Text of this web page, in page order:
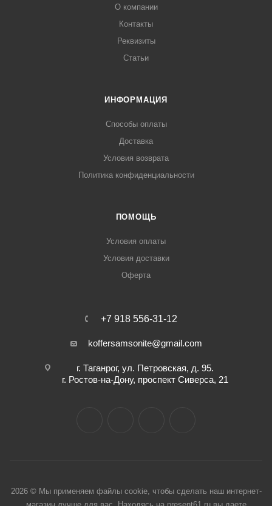
О компании
Контакты
Реквизиты
Статьи
ИНФОРМАЦИЯ
Способы оплаты
Доставка
Условия возврата
Политика конфиденциальности
ПОМОЩЬ
Условия оплаты
Условия доставки
Оферта
+7 918 556-31-12
koffersamsonite@gmail.com
г. Таганрог, ул. Петровская, д. 95.
г. Ростов-на-Дону, проспект Сиверса, 21
2026 © Мы применяем файлы cookie, чтобы сделать наш интернет-